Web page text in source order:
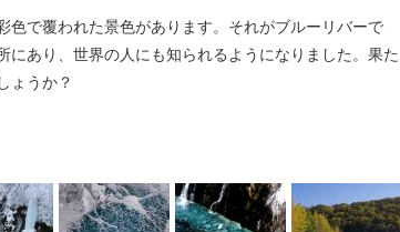
色で覆われた景色があります。それがブルーリバーで
にあり、世界の人にも知られるようになりました。果た
ょうか？